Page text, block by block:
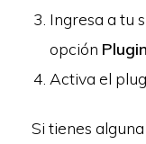
Ingresa a tu
opción
Activa el
Si tienes